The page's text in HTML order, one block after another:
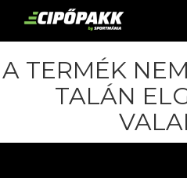
A TERMÉK
TALÁN